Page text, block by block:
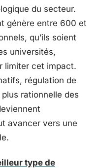
du secteur.
génère entre 600 et
qu’ils soient
universités,
limiter cet impact.
régulation de
rationnelle des
avancer vers une
type de